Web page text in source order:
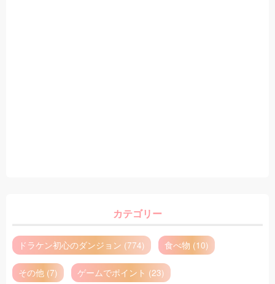
カテゴリー
ドラケン初心のダンジョン (774) 食べ物 (10)
その他 (7) ゲームでポイント (23)